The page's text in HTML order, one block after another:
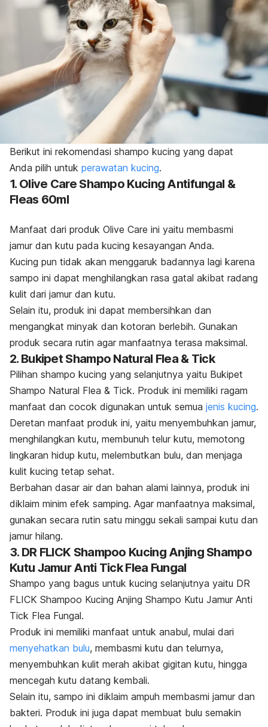
Berikut ini rekomendasi shampo kucing yang dapat
Anda pilih untuk perawatan kucing.
1. Olive Care Shampo Kucing Antifungal &
Fleas 60ml
Manfaat dari produk Olive Care ini yaitu membasmi
jamur dan kutu pada kucing kesayangan Anda.
Kucing pun tidak akan menggaruk badannya lagi karena
sampo ini dapat menghilangkan rasa gatal akibat radang
kulit dari jamur dan kutu.
Selain itu, produk ini dapat membersihkan dan
mengangkat minyak dan kotoran berlebih. Gunakan
produk secara rutin agar manfaatnya terasa maksimal.
2. Bukipet Shampo Natural Flea & Tick
Pilihan shampo kucing yang selanjutnya yaitu Bukipet
Shampo Natural Flea & Tick. Produk ini memiliki ragam
manfaat dan cocok digunakan untuk semua jenis kucing.
Deretan manfaat produk ini, yaitu menyembuhkan jamur,
menghilangkan kutu, membunuh telur kutu, memotong
lingkaran hidup kutu, melembutkan bulu, dan menjaga
kulit kucing tetap sehat.
Berbahan dasar air dan bahan alami lainnya, produk ini
diklaim minim efek samping. Agar manfaatnya maksimal,
gunakan secara rutin satu minggu sekali sampai kutu dan
jamur hilang.
3. DR FLICK Shampoo Kucing Anjing Shampo
Kutu Jamur Anti Tick Flea Fungal
Shampo yang bagus untuk kucing selanjutnya yaitu DR
FLICK Shampoo Kucing Anjing Shampo Kutu Jamur Anti
Tick Flea Fungal.
Produk ini memiliki manfaat untuk anabul, mulai dari
menyehatkan bulu, membasmi kutu dan telurnya,
menyembuhkan kulit merah akibat gigitan kutu, hingga
mencegah kutu datang kembali.
Selain itu, sampo ini diklaim ampuh membasmi jamur dan
bakteri. Produk ini juga dapat membuat bulu semakin